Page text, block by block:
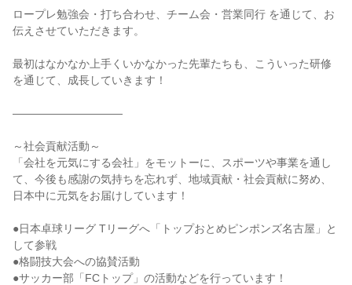
ロープレ勉強会・打ち合わせ、チーム会・営業同行 を通じて、お
伝えさせていただきます。
最初はなかなか上手くいかなかった先輩たちも、こういった研修
を通じて、成長していきます！
――――――――――
～社会貢献活動～
「会社を元気にする会社」をモットーに、スポーツや事業を通し
て、今後も感謝の気持ちを忘れず、地域貢献・社会貢献に努め、
日本中に元気をお届けしています！
●日本卓球リーグ Tリーグへ「トップおとめピンポンズ名古屋」と
して参戦
●格闘技大会への協賛活動
●サッカー部「FCトップ」の活動などを行っています！